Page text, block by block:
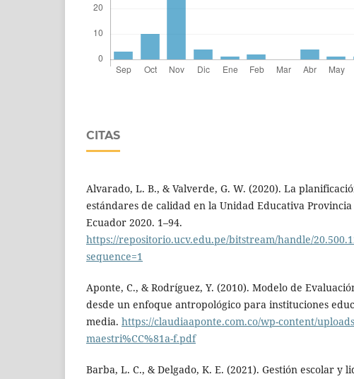
CITAS
Alvarado, L. B., & Valverde, G. W. (2020). La
estándares de calidad en la Unidad Educativa Provincia
Ecuador 2020. 1–94.
https://repositorio.ucv.edu.pe/bitstream/handle/
sequence=1
Aponte, C., & Rodríguez, Y. (2010). Modelo de
desde un enfoque antropológico para instituciones
media. https://claudiaaponte.com.co/wp-content/
maestri%CC%81a-f.pdf
Barba, L. C., & Delgado, K. E. (2021). Gestión escolar y